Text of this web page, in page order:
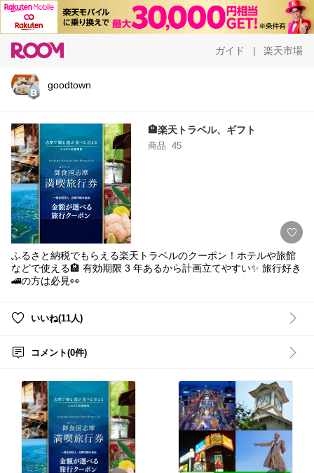
ガイド 楽天市場
goodtown
🏨楽天トラベル、ギフト
商品 45
ふるさと納税でもらえる楽天トラベルのクーポン！ホテルや旅館
などで使える🏨 有効期限 3 年あるから計画立てやすい✨ 旅行好き
🚄の方は必見👀
いいね(11人)
コメント(0件)